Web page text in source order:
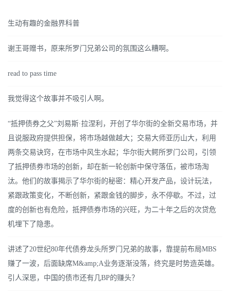
生动有趣的金融界科普
谢王哥赠书，原来所罗门兄弟公司的氛围这么糟啊。
read to pass time
我觉得这个故事并不吸引人啊。
“抵押债券之父”刘易斯·拉涅利，开创了华尔街的全新交易市场，并
且说服政府提供担保，将市场越做越大；交易大师亚历山大，利用
两条交易诀窍，在市场中风生水起；华尔街大鳄所罗门公司，引领
了抵押债券市场的创新，却在新一轮创新中保守落伍，被市场淘
汰。他们的故事揭示了华尔街的秘密：精心开发产品，设计玩法，
紧跟政策变化，不断创新，紧跟金钱的脚步，永不停歇。不过，过
度的创新也有危险，抵押债券市场的兴旺，为二十年之后的次贷危
机埋下了隐患。
讲述了20世纪80年代债券龙头所罗门兄弟的故事，靠提前布局MBS
赚了一波，后面缺席M&amp;A业务逐渐没落，终究是时势造英雄。
引人深思，中国的债市还有几BP的赚头？